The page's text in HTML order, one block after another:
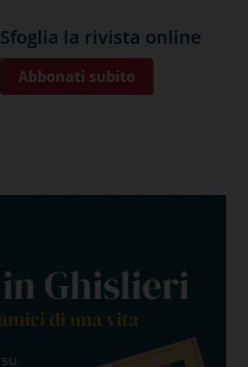
Sfoglia la rivista online
Abbonati subito